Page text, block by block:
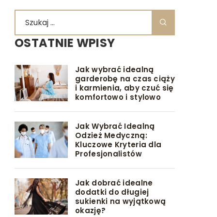
OSTATNIE WPISY
Jak wybrać idealną
garderobę na czas ciąży
i karmienia, aby czuć się
komfortowo i stylowo
Jak Wybrać Idealną
Odzież Medyczną:
Kluczowe Kryteria dla
Profesjonalistów
Jak dobrać idealne
dodatki do długiej
sukienki na wyjątkową
okazję?